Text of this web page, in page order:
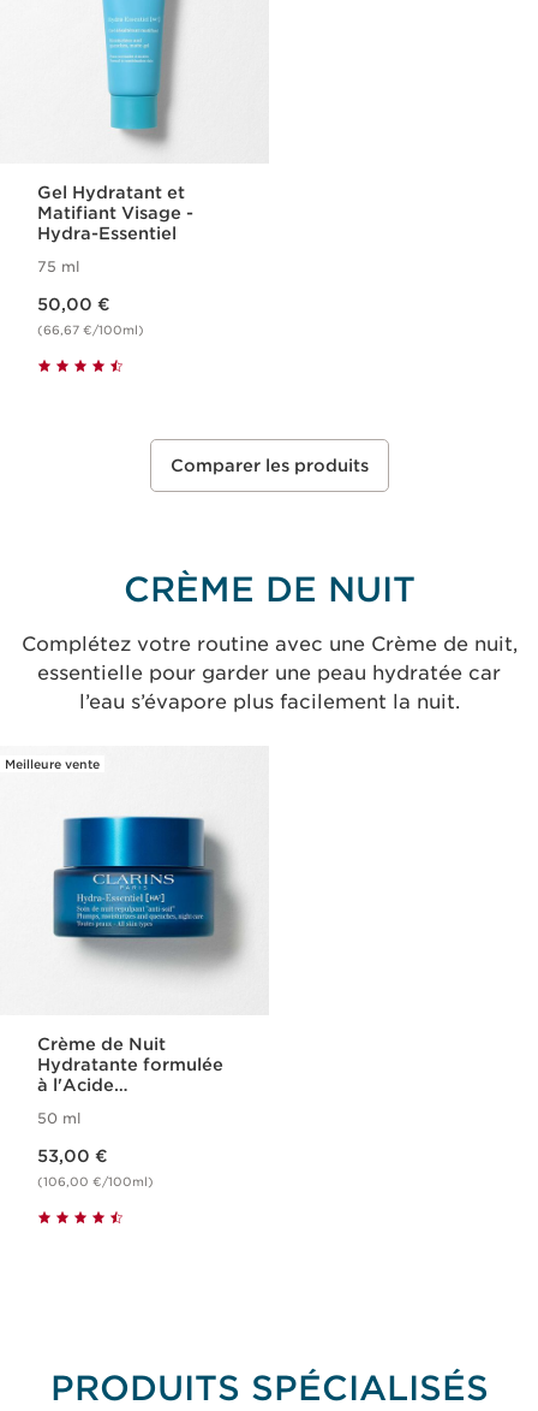
Gel Hydratant et
Matifiant Visage -
Hydra-Essentiel
75 ml
50,00 €
(66,67 €/100ml)
Comparer les produits
CRÈME DE NUIT
Complétez votre routine avec une Crème de nuit,
essentielle pour garder une peau hydratée car
l’eau s’évapore plus facilement la nuit.
Meilleure vente
Crème de Nuit
Hydratante formulée
à l'Acide
Hydra-Essentiel
50 ml
53,00 €
(106,00 €/100ml)
PRODUITS SPÉCIALISÉS